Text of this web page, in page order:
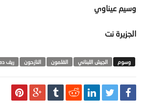
وسيم عيناوي
الجزيرة نت
الجيش اللبناني القلمون النازحون ريف